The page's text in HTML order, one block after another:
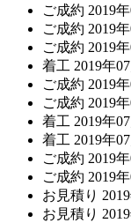
ご成約 2019
ご成約 2019
ご成約 2019
着工 2019年
ご成約 2019
ご成約 2019
着工 2019年
着工 2019年
ご成約 2019
ご成約 2019
お見積り
お見積り